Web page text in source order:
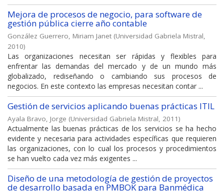
Mejora de procesos de negocio, para software de
gestión pública cierre año contable
González Guerrero, Miriam Janet (Universidad Gabriela Mistral,
2010)
Las organizaciones necesitan ser rápidas y flexibles para
enfrentar las demandas del mercado y de un mundo más
globalizado, rediseñando o cambiando sus procesos de
negocios. En este contexto las empresas necesitan contar ...
Gestión de servicios aplicando buenas prácticas ITIL
Ayala Bravo, Jorge (Universidad Gabriela Mistral, 2011)
Actualmente las buenas prácticas de los servicios se ha hecho
evidente y necesaria para actividades específicas que requieren
las organizaciones, con lo cual los procesos y procedimientos
se han vuelto cada vez más exigentes ...
Diseño de una metodología de gestión de proyectos
de desarrollo basada en PMBOK para Banmédica